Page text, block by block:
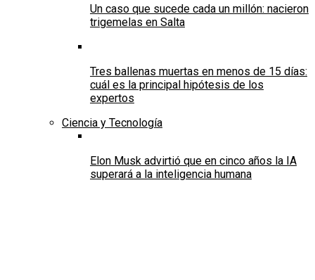
Un caso que sucede cada un millón: nacieron
trigemelas en Salta
Tres ballenas muertas en menos de 15 días:
cuál es la principal hipótesis de los
expertos
Ciencia y Tecnología
Elon Musk advirtió que en cinco años la IA
superará a la inteligencia humana